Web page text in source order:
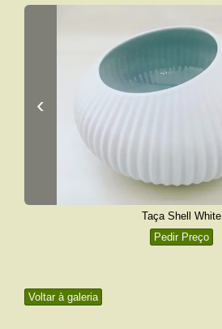
Voltar à galeria
‹
Taça Shell White
Pedir Preço